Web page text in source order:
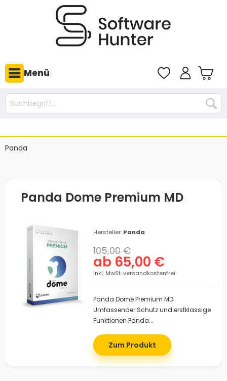
Menü
Panda
Panda Dome Premium MD
Hersteller: Panda
ab 65,00 €
105,00 €
inkl. MwSt. versandkostenfrei
Panda Dome Premium MD
Umfassender Schutz und erstklassige
Funktionen Panda...
Zum Produkt